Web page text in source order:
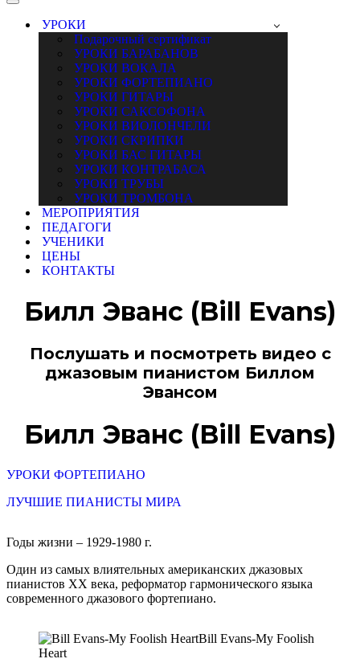
Меню
навигацииУРОКИ
Подарочный сертификат
УРОКИ БАРАБАНОВ
УРОКИ ВОКАЛА
УРОКИ ФОРТЕПИАНО
УРОКИ ГИТАРЫ
УРОКИ САКСОФОНА
УРОКИ ВИОЛОНЧЕЛИ
УРОКИ СКРИПКИ
УРОКИ БАС ГИТАРЫ
УРОКИ КОНТРАБАСА
УРОКИ ТРУБЫ
УРОКИ ТРОМБОНА
МЕРОПРИЯТИЯ
ПЕДАГОГИ
УЧЕНИКИ
ЦЕНЫ
КОНТАКТЫ
Билл Эванс (Bill Evans)
Послушать и посмотреть видео с
джазовым пианистом Биллом
Эвансом
Билл Эванс (Bill Evans)
УРОКИ ФОРТЕПИАНО
ЛУЧШИЕ ПИАНИСТЫ МИРА
Годы жизни – 1929-1980 г.
Один из самых влиятельных американских джазовых
пианистов XX века, реформатор гармонического языка
современного джазового фортепиано.
Bill Evans-My Foolish
Heart